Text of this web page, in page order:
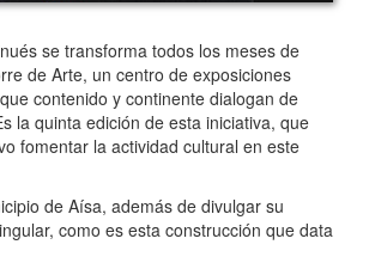
se transforma todos los meses de
de Arte, un centro de exposiciones
contenido y continente dialogan de
la quinta edición de esta iniciativa, que
fomentar la actividad cultural en este
de Aísa, además de divulgar su
como es esta construcción que data